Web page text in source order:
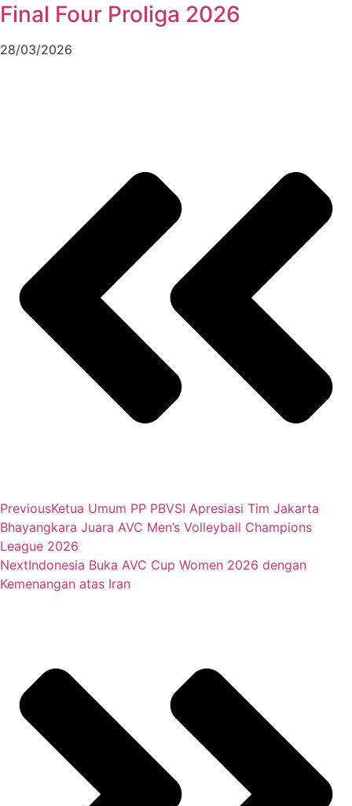
Final Four Proliga 2026
28/03/2026
PreviousKetua Umum PP PBVSI Apresiasi Tim Jakarta
Bhayangkara Juara AVC Men’s Volleyball Champions
League 2026
NextIndonesia Buka AVC Cup Women 2026 dengan
Kemenangan atas Iran